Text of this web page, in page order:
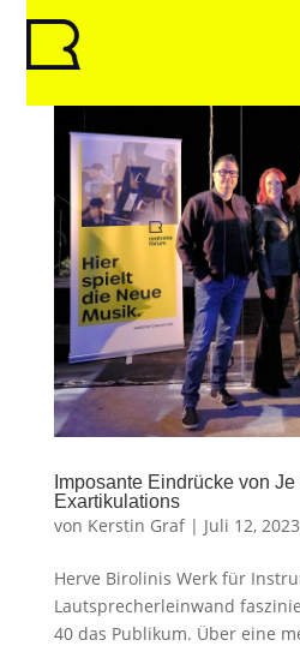
Imposante Eindrücke von
Exartikulations
von Kerstin Graf| Juli 12, 2023
Herve Birolinis Werk für
Lautsprecherleinwand
40 das Publikum. Über eine